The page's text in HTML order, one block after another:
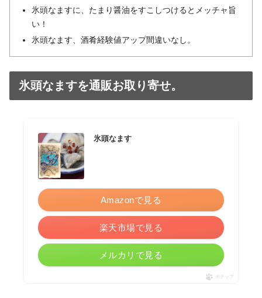
氷頭なますに、たまり醤油をすこしつけるとメッチャ旨
い！
氷頭なます、酒肴経験値アップ間違いなし。
氷頭なますを通販お取り寄せ。
氷頭なます
Amazonで見る
楽天市場で見る
メルカリで見る
ポチップ